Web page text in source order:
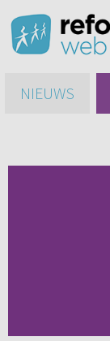
NIEUWS